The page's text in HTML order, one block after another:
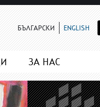
БЪЛГАРСКИ ENGLISH
ЗА НАС